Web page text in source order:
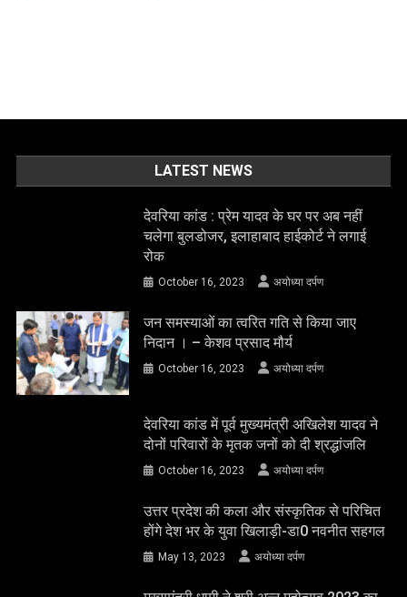
LATEST NEWS
देवरिया कांड : प्रेम यादव के घर पर अब नहीं
चलेगा बुलडोजर, इलाहाबाद हाईकोर्ट ने लगाई
रोक
October 16, 2023 अयोध्या दर्पण
जन समस्याओं का त्वरित गति से किया जाए
निदान । – केशव प्रसाद मौर्य
October 16, 2023 अयोध्या दर्पण
देवरिया कांड में पूर्व मुख्यमंत्री अखिलेश यादव ने
दोनों परिवारों के मृतक जनों को दी श्रद्धांजलि
October 16, 2023 अयोध्या दर्पण
उत्तर प्रदेश की कला और संस्कृतिक से परिचित
होंगे देश भर के युवा खिलाड़ी-डा0 नवनीत सहगल
May 13, 2023 अयोध्या दर्पण